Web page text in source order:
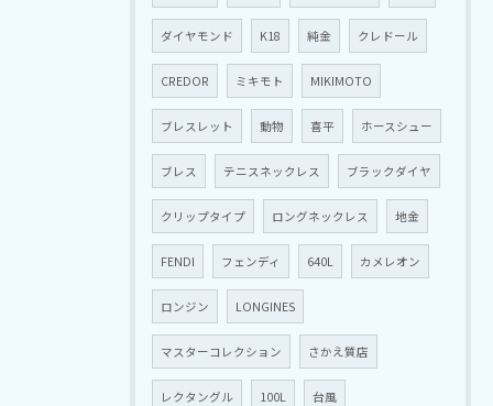
ダイヤモンド K18 純金 クレドール
CREDOR ミキモト MIKIMOTO
ブレスレット 動物 喜平 ホースシュー
ブレス テニスネックレス ブラックダイヤ
クリップタイプ ロングネックレス 地金
FENDI フェンディ 640L カメレオン
ロンジン LONGINES
マスターコレクション さかえ質店
レクタングル 100L 台風